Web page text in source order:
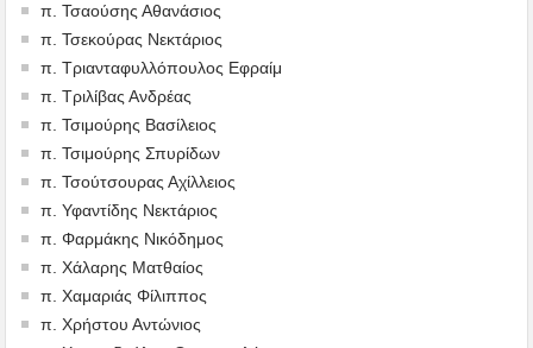
π. Τσαούσης Αθανάσιος
π. Τσεκούρας Νεκτάριος
π. Τριανταφυλλόπουλος Εφραίμ
π. Τριλίβας Ανδρέας
π. Τσιμούρης Βασίλειος
π. Τσιμούρης Σπυρίδων
π. Τσούτσουρας Αχίλλειος
π. Υφαντίδης Νεκτάριος
π. Φαρμάκης Νικόδημος
π. Χάλαρης Ματθαίος
π. Χαμαριάς Φίλιππος
π. Χρήστου Αντώνιος